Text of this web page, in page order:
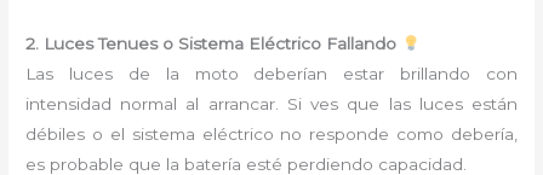
2. Luces Tenues o Sistema Eléctrico Fallando
Las luces de la moto deberían estar brillando con
intensidad normal al arrancar. Si ves que las luces están
débiles o el sistema eléctrico no responde como debería,
es probable que la batería esté perdiendo capacidad.